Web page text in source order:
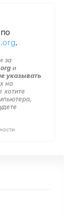
.
за
и
указывать
на
хотите